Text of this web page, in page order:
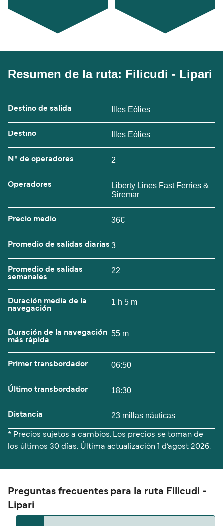
Resumen de la ruta: Filicudi - Lipari
Destino de salida Illes Eòlies
Destino Illes Eòlies
Nº de operadores 2
Operadores
Liberty Lines Fast Ferries &
Siremar
Precio medio 36€
Promedio de salidas diarias 3
Promedio de salidas
semanales
22
Duración media de la
navegación
1 h 5 m
Duración de la navegación
más rápida
55 m
Primer transbordador 06:50
Último transbordador 18:30
Distancia 23 millas náuticas
* Precios sujetos a cambios. Los precios se toman de
los últimos 30 días. Última actualización 1 d’agost 2026.
Preguntas frecuentes para la ruta Filicudi -
Lipari